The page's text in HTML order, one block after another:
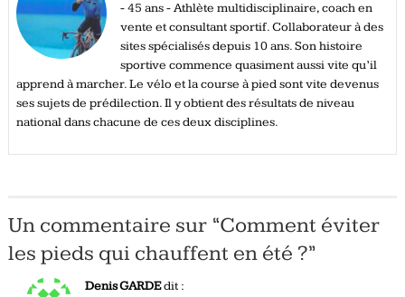
- 45 ans - Athlète multidisciplinaire, coach en
vente et consultant sportif. Collaborateur à des
sites spécialisés depuis 10 ans. Son histoire
sportive commence quasiment aussi vite qu’il
apprend à marcher. Le vélo et la course à pied sont vite devenus
ses sujets de prédilection. Il y obtient des résultats de niveau
national dans chacune de ces deux disciplines.
Un commentaire sur “Comment éviter
les pieds qui chauffent en été ?”
Denis GARDEdit :